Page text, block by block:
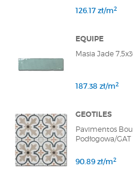
126.17 zł/m2
EQUIPE
Masia Jade
187.38 zł/m2
GEOTILES
Pavimentos
Podłogowa/GAT
90.89 zł/m2